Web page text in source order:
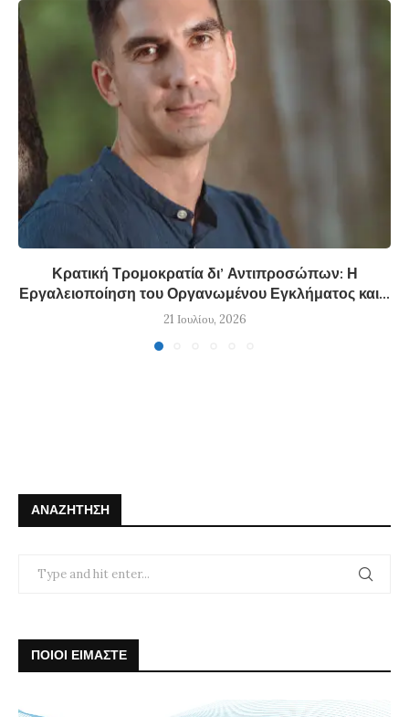
Κρατική Τρομοκρατία δι’ Αντιπροσώπων: Η
Εργαλειοποίηση του Οργανωμένου Εγκλήματος και...
21 Ιουλίου, 2026
ΑΝΑΖΉΤΗΣΗ
ΠΟΙΟΙ ΕΙΜΑΣΤΕ